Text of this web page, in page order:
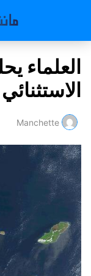
العلماء
Manchette